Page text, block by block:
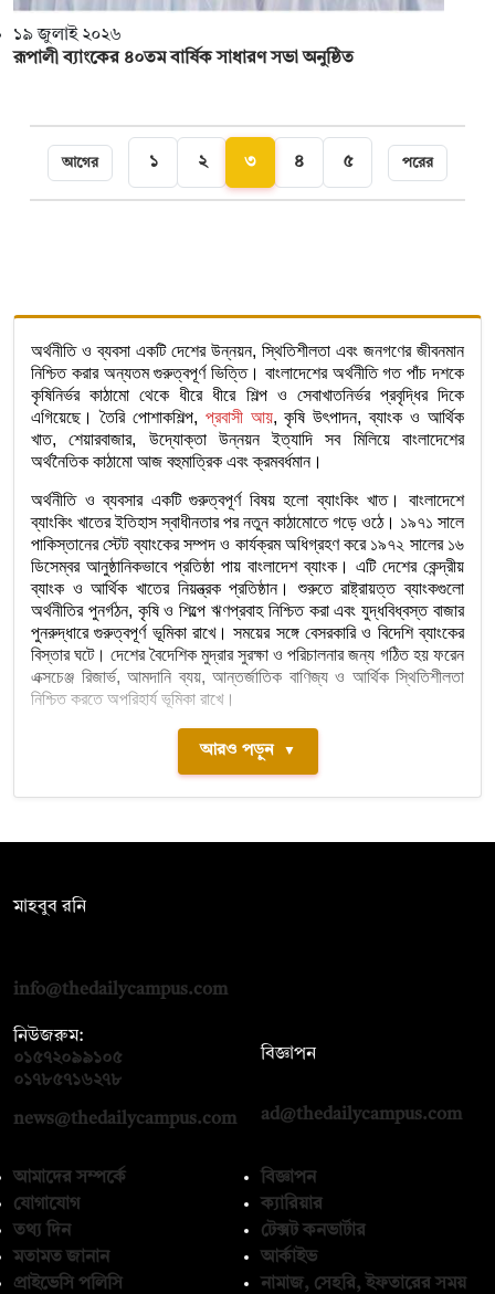
১৯ জুলাই ২০২৬
রূপালী ব্যাংকের ৪০তম বার্ষিক সাধারণ সভা অনুষ্ঠিত
আগের ১ ২ ৩ ৪ ৫ পরের
অর্থনীতি ও ব্যবসা একটি দেশের উন্নয়ন, স্থিতিশীলতা এবং জনগণের জীবনমান
নিশ্চিত করার অন্যতম গুরুত্বপূর্ণ ভিত্তি। বাংলাদেশের অর্থনীতি গত পাঁচ দশকে
কৃষিনির্ভর কাঠামো থেকে ধীরে ধীরে শিল্প ও সেবাখাতনির্ভর প্রবৃদ্ধির দিকে
এগিয়েছে। তৈরি পোশাকশিল্প, প্রবাসী আয়, কৃষি উৎপাদন, ব্যাংক ও আর্থিক
খাত, শেয়ারবাজার, উদ্যোক্তা উন্নয়ন ইত্যাদি সব মিলিয়ে বাংলাদেশের
অর্থনৈতিক কাঠামো আজ বহুমাত্রিক এবং ক্রমবর্ধমান।
অর্থনীতি ও ব্যবসার একটি গুরুত্বপূর্ণ বিষয় হলো ব্যাংকিং খাত। বাংলাদেশে
ব্যাংকিং খাতের ইতিহাস স্বাধীনতার পর নতুন কাঠামোতে গড়ে ওঠে। ১৯৭১ সালে
পাকিস্তানের স্টেট ব্যাংকের সম্পদ ও কার্যক্রম অধিগ্রহণ করে ১৯৭২ সালের ১৬
ডিসেম্বর আনুষ্ঠানিকভাবে প্রতিষ্ঠা পায় বাংলাদেশ ব্যাংক। এটি দেশের কেন্দ্রীয়
ব্যাংক ও আর্থিক খাতের নিয়ন্ত্রক প্রতিষ্ঠান। শুরুতে রাষ্ট্রায়ত্ত ব্যাংকগুলো
অর্থনীতির পুনর্গঠন, কৃষি ও শিল্পে ঋণপ্রবাহ নিশ্চিত করা এবং যুদ্ধবিধ্বস্ত বাজার
পুনরুদ্ধারে গুরুত্বপূর্ণ ভূমিকা রাখে। সময়ের সঙ্গে বেসরকারি ও বিদেশি ব্যাংকের
বিস্তার ঘটে। দেশের বৈদেশিক মুদ্রার সুরক্ষা ও পরিচালনার জন্য গঠিত হয় ফরেন
এক্সচেঞ্জ রিজার্ভ, আমদানি ব্যয়, আন্তর্জাতিক বাণিজ্য ও আর্থিক স্থিতিশীলতা
নিশ্চিত করতে অপরিহার্য ভূমিকা রাখে।
আরও পড়ুন ▼
মাহবুব রনি
info@thedailycampus.com
নিউজরুম:
০১৫৭২০৯৯১০৫
০১৭৮৫৭১৬২৭৮
news@thedailycampus.com
বিজ্ঞাপন
ad@thedailycampus.com
আমাদের সম্পর্কে
যোগাযোগ
তথ্য দিন
মতামত জানান
প্রাইভেসি পলিসি
বিজ্ঞাপন
ক্যারিয়ার
টেক্সট কনভার্টার
আর্কাইভ
নামাজ, সেহরি, ইফতারের সময়